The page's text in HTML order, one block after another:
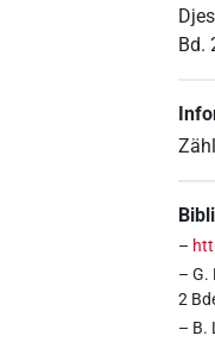
Bd.
–
– G.
2
– B.